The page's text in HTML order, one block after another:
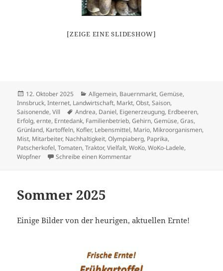
[ZEIGE EINE SLIDESHOW]
Veröffentlicht
am
12. Oktober 2025 Kategorien
Allgemein, Bauernmarkt,Gemüse,
Innsbruck,Internet, Landwirtschaft, Markt,Obst,Saison,
Saisonende,Vill Schlagwörter
Andrea, Daniel, Eigenerzeugung, Erdbeeren,
Erfolg,ernte, Erntedank, Familienbetrieb,Gehirn,Gemüse,Gras,
Grünland, Kartoffeln, Kofler, Lebensmittel, Mario, Mikroorganismen,
Mist, Mitarbeiter, Nachhaltigkeit,Olympiaberg, Paprika,
Patscherkofel,Tomaten,Traktor,Vielfalt,WoKo,WoKo-Ladele,
Wopfner
Schreibe einen Kommentarzu Herbst – Erntedank 2025
Sommer 2025
Einige Bilder von der heurigen, aktuellen Ernte!